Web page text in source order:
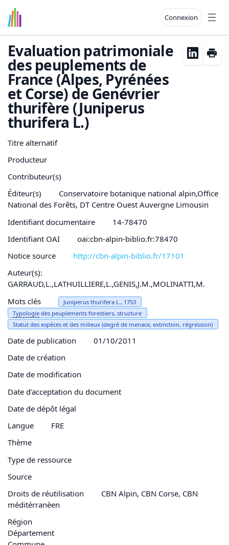
Connexion
Evaluation patrimoniale
des peuplements de
France (Alpes, Pyrénées
et Corse) de Genévrier
thurifère (Juniperus
thurifera L.)
Titre alternatif
Producteur
Contributeur(s)
Éditeur(s)
Conservatoire botanique national alpin,Office
National des Forêts, DT Centre Ouest Auvergne Limousin
Identifiant documentaire
14-78470
Identifiant OAI
oai:cbn-alpin-biblio.fr:78470
Notice source
http://cbn-alpin-biblio.fr/17101
Auteur(s):
GARRAUD,L.,LATHUILLIERE,L.,GENIS,J.M.,MOLINATTI,M.
Mots clés
Juniperus thurifera L., 1753
Typologie des peuplements forestiers, structure
Statut des espèces et des milieux (degré de menace, extinction, régression)
Date de publication
01/10/2011
Date de création
Date de modification
Date d'acceptation du document
Date de dépôt légal
Langue
FRE
Thème
Type de ressource
Source
Droits de réutilisation
CBN Alpin, CBN Corse, CBN
méditérranèen
Région
Département